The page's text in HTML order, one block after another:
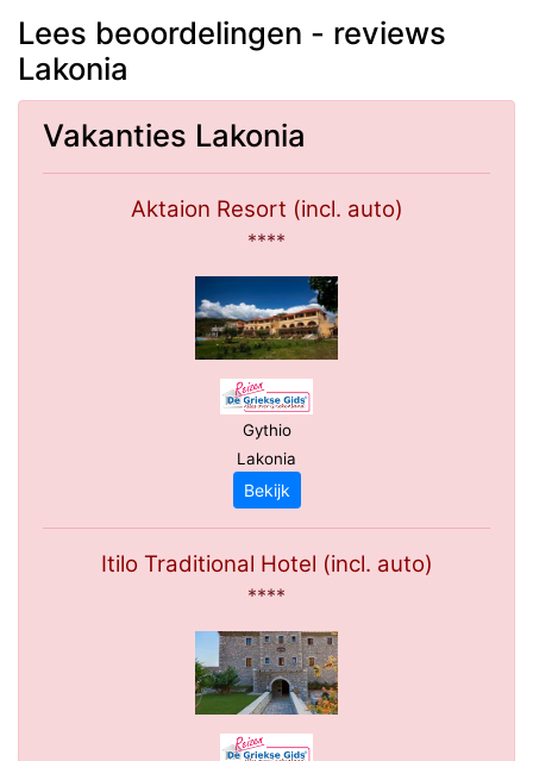
Lees beoordelingen - reviews
Lakonia
Vakanties Lakonia
Aktaion Resort (incl. auto)
****
Gythio
Lakonia
Bekijk
Itilo Traditional Hotel (incl. auto)
****